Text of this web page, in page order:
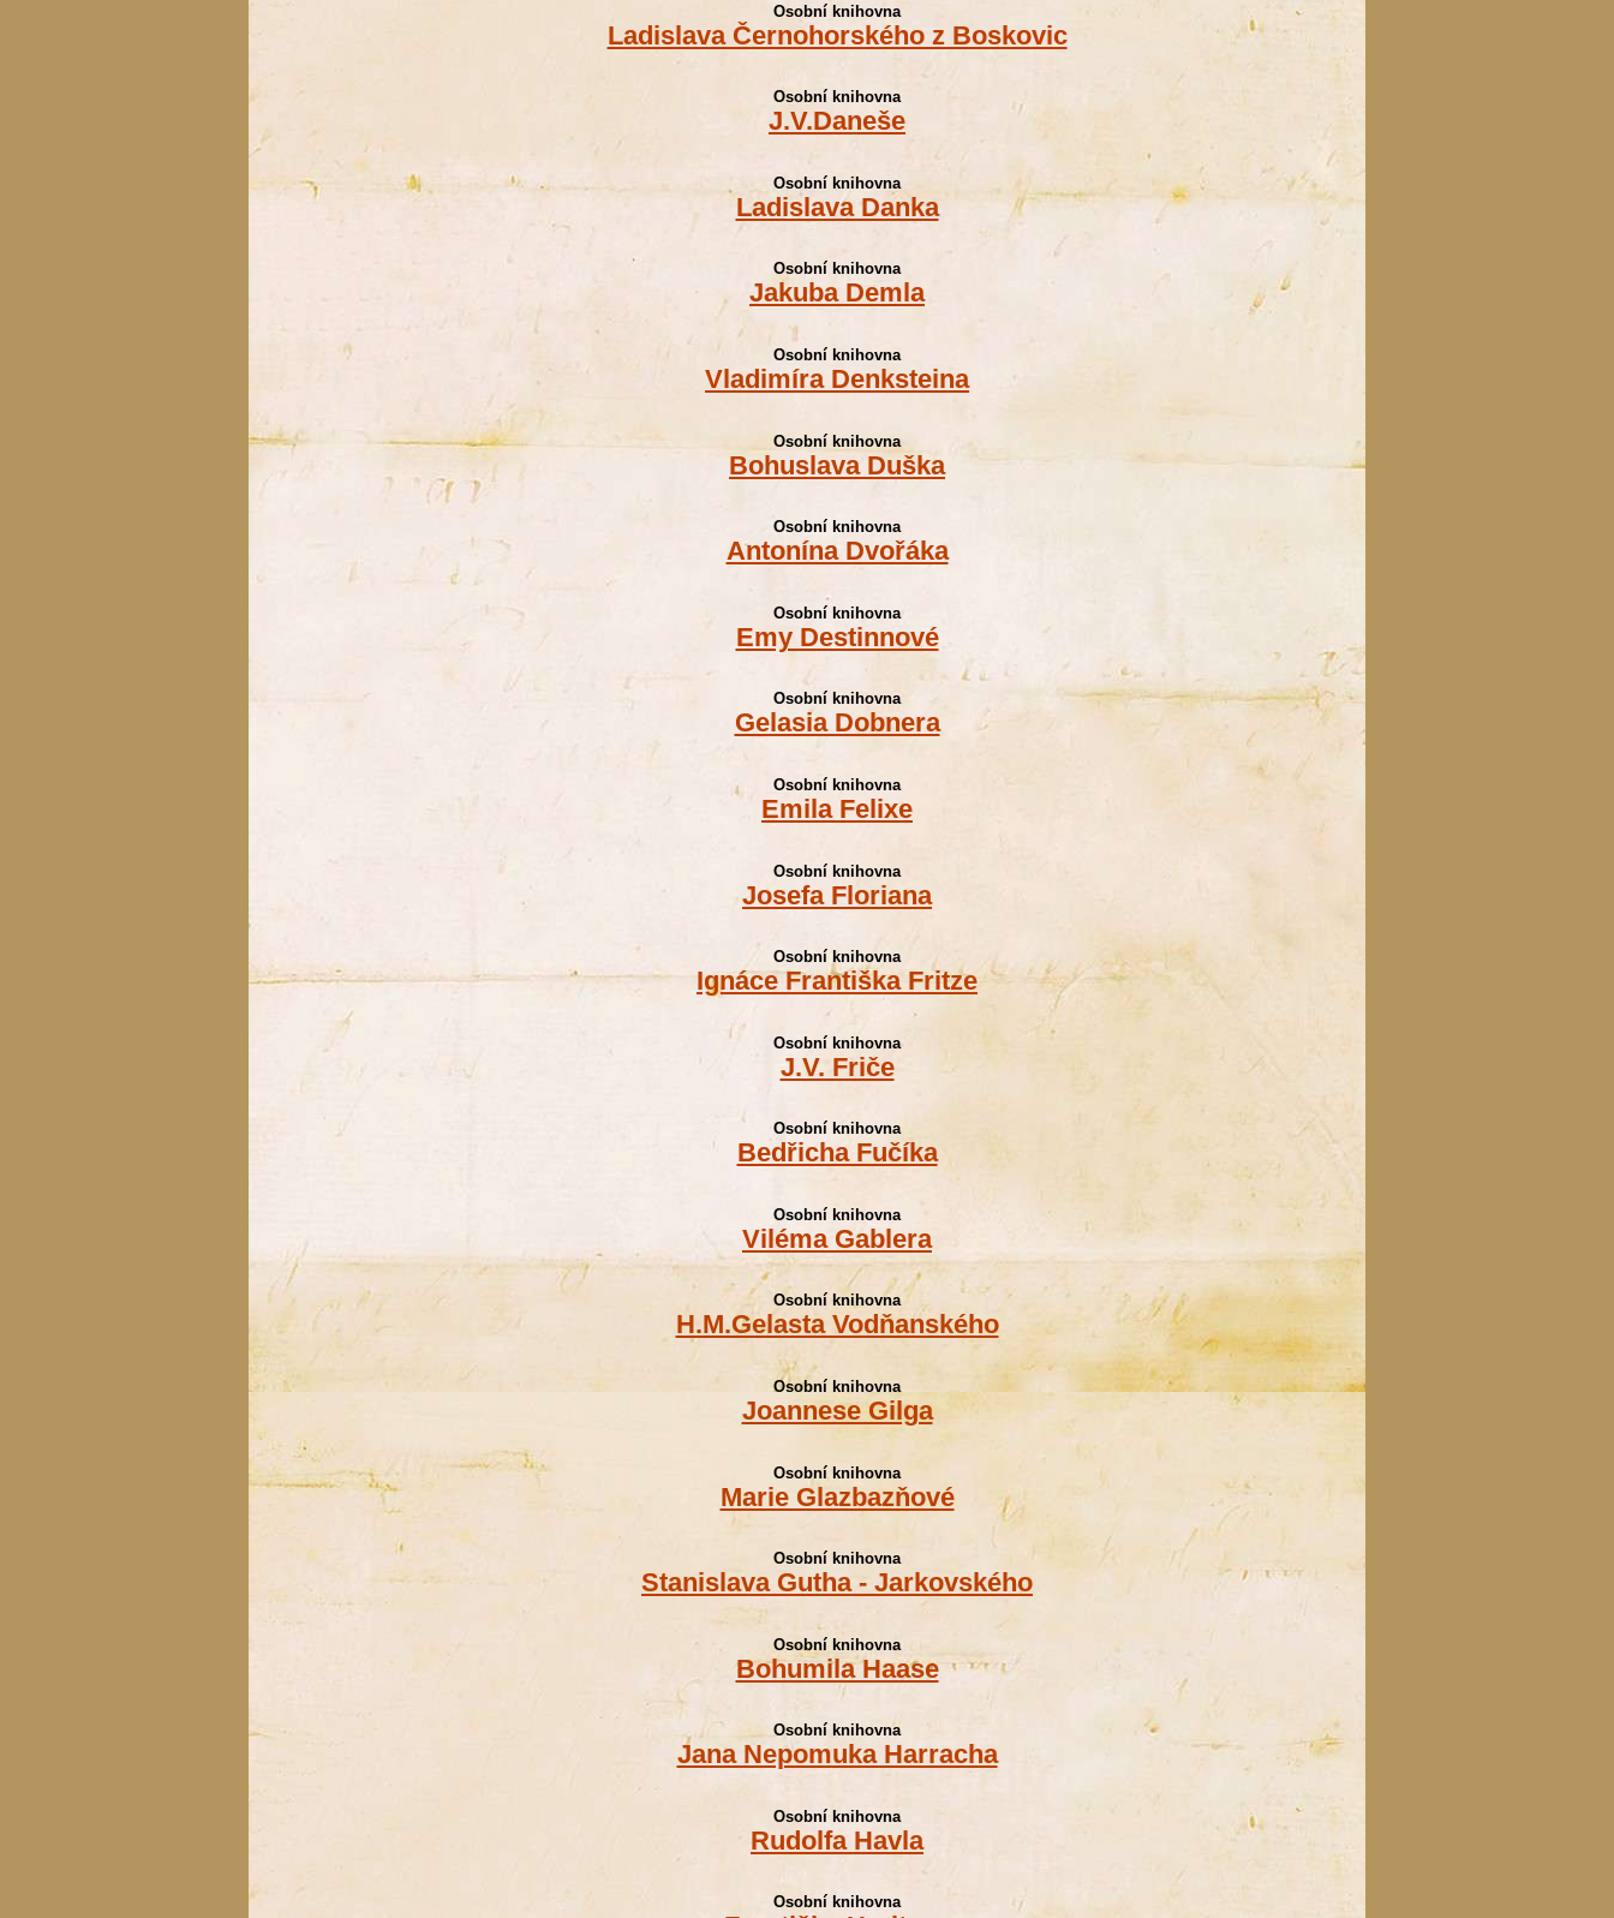
Osobní knihovna
Ladislava Černohorského z Boskovic
Osobní knihovna
J.V.Daneše
Osobní knihovna
Ladislava Danka
Osobní knihovna
Jakuba Demla
Osobní knihovna
Vladimíra Denksteina
Osobní knihovna
Bohuslava Duška
Osobní knihovna
Antonína Dvořáka
Osobní knihovna
Emy Destinnové
Osobní knihovna
Gelasia Dobnera
Osobní knihovna
Emila Felixe
Osobní knihovna
Josefa Floriana
Osobní knihovna
Ignáce Františka Fritze
Osobní knihovna
J.V. Friče
Osobní knihovna
Bedřicha Fučíka
Osobní knihovna
Viléma Gablera
Osobní knihovna
H.M.Gelasta Vodňanského
Osobní knihovna
Joannese Gilga
Osobní knihovna
Marie Glazbazňové
Osobní knihovna
Stanislava Gutha - Jarkovského
Osobní knihovna
Bohumila Haase
Osobní knihovna
Jana Nepomuka Harracha
Osobní knihovna
Rudolfa Havla
Osobní knihovna